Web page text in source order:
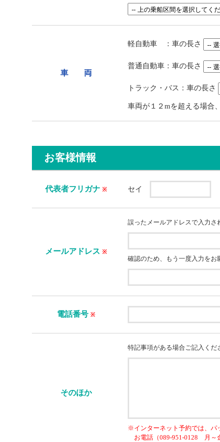
車 両
軽自動車 ：車の長さ
普通自動車：車の長さ
トラック・バス：車の長さ
車両が１２mを超える場合
お客様情報
代表者フリガナ ※ セイ
メールアドレス ※
誤ったメールアドレスで入力
確認のため、もう一度入力をお
電話番号 ※
そのほか
特記事項がある場合ご記入く
※インターネット予約では、パ
お電話（089-951-0128 月～